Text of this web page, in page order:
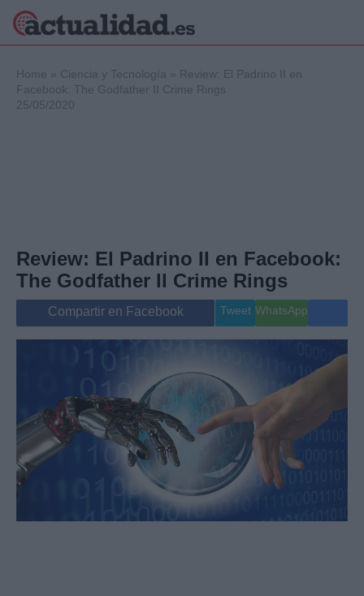
Internacional
Viajes
Gente
Musica
Home » Ciencia y Tecnología » Review: El Padrino II en
Facebook: The Godfather II Crime Rings
25/05/2020
Review: El Padrino II en Facebook:
The Godfather II Crime Rings
Compartir en Facebook Tweet WhatsApp